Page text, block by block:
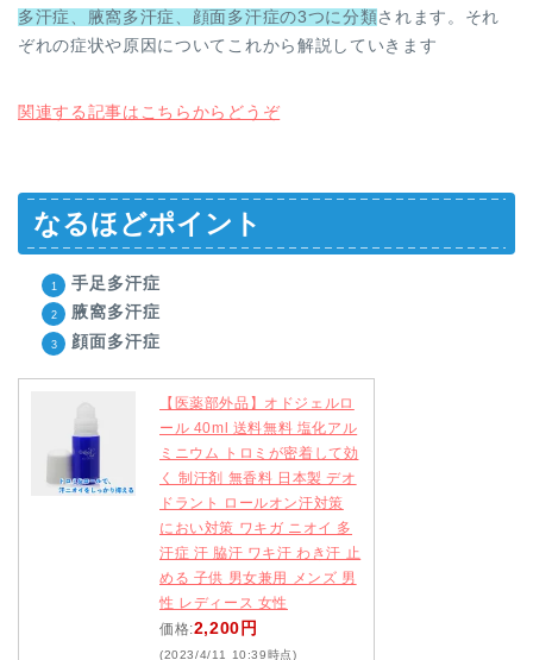
多汗症、腋窩多汗症、顔面多汗症の3つに分類 されます。それ
ぞれの症状や原因についてこれから解説していきます
関連する記事はこちらからどうぞ
なるほどポイント
手足多汗症
腋窩多汗症
顔面多汗症
【医薬部外品】オドジェルロ
ール 40ml 送料無料 塩化アル
ミニウム トロミが密着して効
く 制汗剤 無香料 日本製 デオ
ドラント ロールオン汗対策
におい対策 ワキガ ニオイ 多
汗症 汗 脇汗 ワキ汗 わき汗 止
める 子供 男女兼用 メンズ 男
性 レディース 女性
価格:2,200円
(2023/4/11 10:39時点)